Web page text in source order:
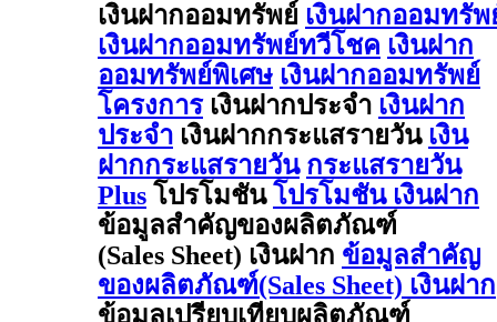
เงินฝากออมทรัพย์ เงินฝากออมทรัพ
เงินฝากออมทรัพย์ทวีโชค เงินฝาก
ออมทรัพย์พิเศษ เงินฝากออมทรัพย์
โครงการ เงินฝากประจำ เงินฝาก
ประจำ เงินฝากกระแสรายวัน เงิน
ฝากกระแสรายวัน กระแสรายวัน
Plus โปรโมชัน โปรโมชัน เงินฝาก
ข้อมูลสำคัญของผลิตภัณฑ์
(Sales Sheet) เงินฝาก ข้อมูลสำคัญ
ของผลิตภัณฑ์(Sales Sheet) เงินฝาก
ข้อมูลเปรียบเทียบผลิตภัณฑ์